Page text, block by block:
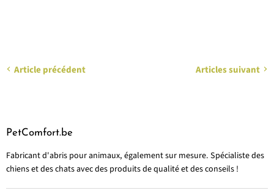
Article précédent Articles suivant
PetComfort.be
Fabricant d'abris pour animaux, également sur mesure. Spécialiste des
chiens et des chats avec des produits de qualité et des conseils !